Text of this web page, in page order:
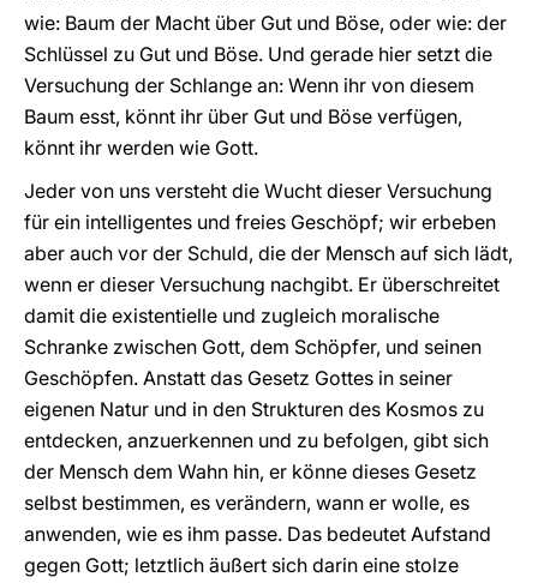
wie: Baum der Macht über Gut und Böse, oder wie: der
Schlüssel zu Gut und Böse. Und gerade hier setzt die
Versuchung der Schlange an: Wenn ihr von diesem
Baum esst, könnt ihr über Gut und Böse verfügen,
könnt ihr werden wie Gott.
Jeder von uns versteht die Wucht dieser Versuchung
für ein intelligentes und freies Geschöpf; wir erbeben
aber auch vor der Schuld, die der Mensch auf sich lädt,
wenn er dieser Versuchung nachgibt. Er überschreitet
damit die existentielle und zugleich moralische
Schranke zwischen Gott, dem Schöpfer, und seinen
Geschöpfen. Anstatt das Gesetz Gottes in seiner
eigenen Natur und in den Strukturen des Kosmos zu
entdecken, anzuerkennen und zu befolgen, gibt sich
der Mensch dem Wahn hin, er könne dieses Gesetz
selbst bestimmen, es verändern, wann er wolle, es
anwenden, wie es ihm passe. Das bedeutet Aufstand
gegen Gott; letztlich äußert sich darin eine stolze